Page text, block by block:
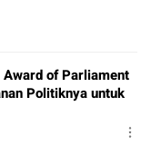
Award of Parliament
Politiknya untuk